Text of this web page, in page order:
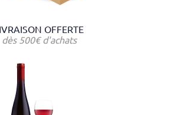
OFFERTE
dès 500€ d'achats